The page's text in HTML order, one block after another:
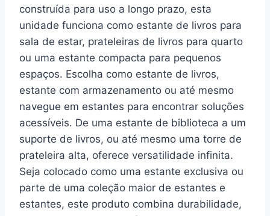
construída para uso a longo prazo, esta
unidade funciona como estante de livros para
sala de estar, prateleiras de livros para quarto
ou uma estante compacta para pequenos
espaços. Escolha como estante de livros,
estante com armazenamento ou até mesmo
navegue em estantes para encontrar soluções
acessíveis. De uma estante de biblioteca a um
suporte de livros, ou até mesmo uma torre de
prateleira alta, oferece versatilidade infinita.
Seja colocado como uma estante exclusiva ou
parte de uma coleção maior de estantes e
estantes, este produto combina durabilidade,